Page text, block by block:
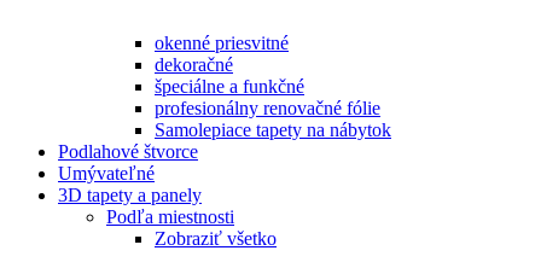
okenné priesvitné
dekoračné
špeciálne a funkčné
profesionálny renovačné fólie
Samolepiace tapety na nábytok
Podlahové štvorce
Umývateľné
3D tapety a panely
Podľa miestnosti
Zobraziť všetko